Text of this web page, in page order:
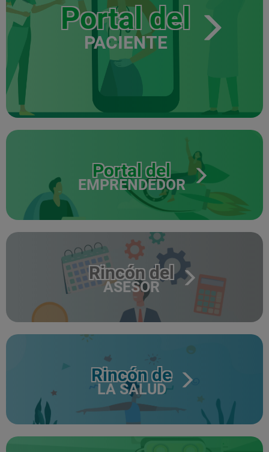
Portal del
PACIENTE
Portal del
EMPRENDEDOR
Rincón del
ASESOR
Rincón de
LA SALUD